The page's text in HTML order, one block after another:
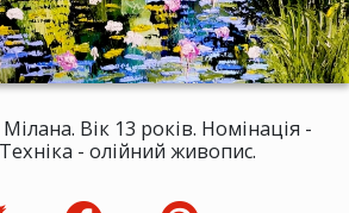
Вік 13 років. Номінація -
- олійний живопис.